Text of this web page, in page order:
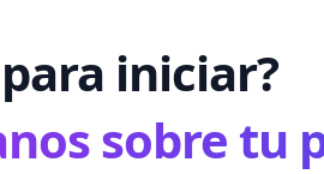
iniciar?
sobre tu